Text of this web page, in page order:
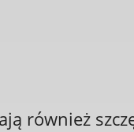
również